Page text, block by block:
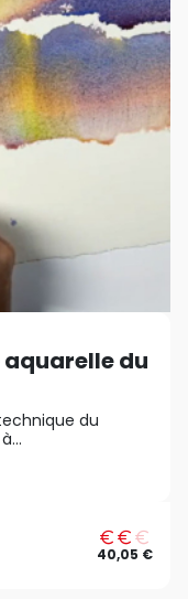
du
du
40,05 €